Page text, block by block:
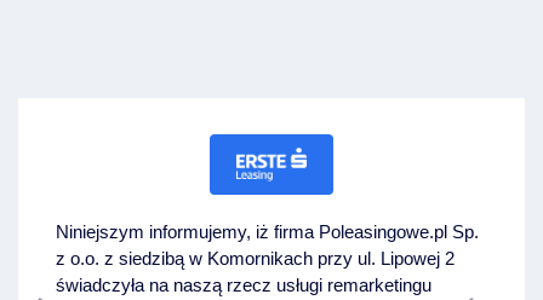
2016
plac i magazyn w województwie
mazowieckim, co umożliwiło nam jeszcze
również owocną współpracę z Alior Leasing i
aktywne działania marketingowe w mediach
społecznościowych.
Niniejszym informujemy, iż firma Poleasingowe.pl Sp.
z o.o. z siedzibą w Komornikach przy ul. Lipowej 2
świadczyła na naszą rzecz usługi remarketingu